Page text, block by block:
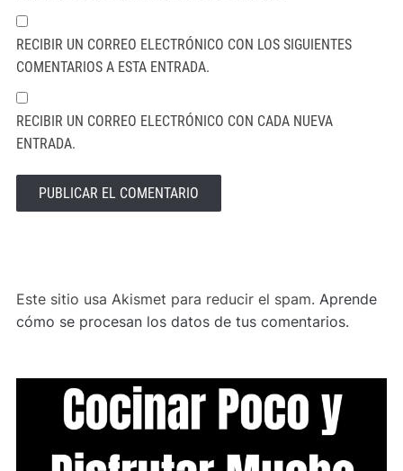
RECIBIR UN CORREO ELECTRÓNICO CON LOS SIGUIENTES
COMENTARIOS A ESTA ENTRADA.
RECIBIR UN CORREO ELECTRÓNICO CON CADA NUEVA
ENTRADA.
Este sitio usa Akismet para reducir el spam. Aprende
cómo se procesan los datos de tus comentarios.